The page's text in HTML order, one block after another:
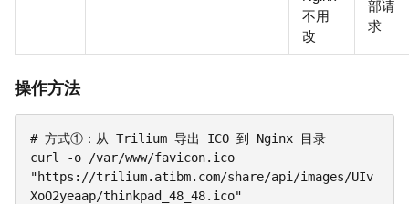
不用
改
部请
求
操作方法
# 方式①：从 Trilium 导出 ICO 到 Nginx 目录
curl -o /var/www/favicon.ico
"https://trilium.atibm.com/share/api/images/UIv
XoO2yeaap/thinkpad_48_48.ico"